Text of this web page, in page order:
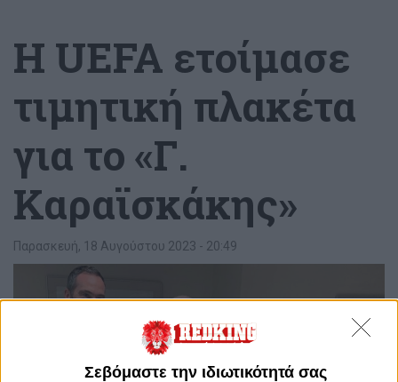
Σεβόμαστε την ιδιωτικότητά σας
Η UEFA ετοίμασε
τιμητική πλακέτα
για το «Γ.
Καραϊσκάκης»
Παρασκευή, 18 Αυγούστου 2023 - 20:49